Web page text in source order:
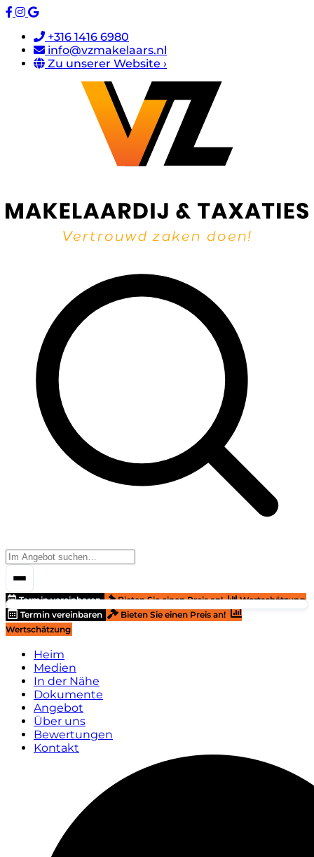
+316 1416 6980
info@vzmakelaars.nl
Zu unserer Website ›
Termin vereinbaren Bieten Sie einen Preis an!
Wertschätzung
Termin vereinbaren
Bieten Sie einen Preis an!
Wertschätzung
Heim
Medien
In der Nähe
Dokumente
Angebot
Über uns
Bewertungen
Kontakt